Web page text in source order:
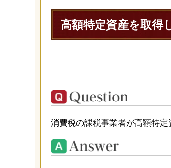
高額特定資産を取得
消費税の課税事業者が高額特定